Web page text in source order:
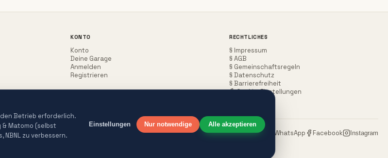
KONTO
Konto
Deine Garage
Anmelden
Registrieren
RECHTLICHES
§ Impressum
§ AGB
§ Gemeinschaftsregeln
§ Datenschutz
§ Barrierefreiheit
Cookie-Einstellungen
Teilen: WhatsApp Facebook Instagram
geprüft
Betrieb erforderlich.
Matomo (selbst
zu verbessern.
Einstellungen Nur notwendige Alle akzeptieren